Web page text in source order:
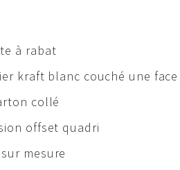
à rabat
kraft blanc couché une
collé
offset quadri
mesure